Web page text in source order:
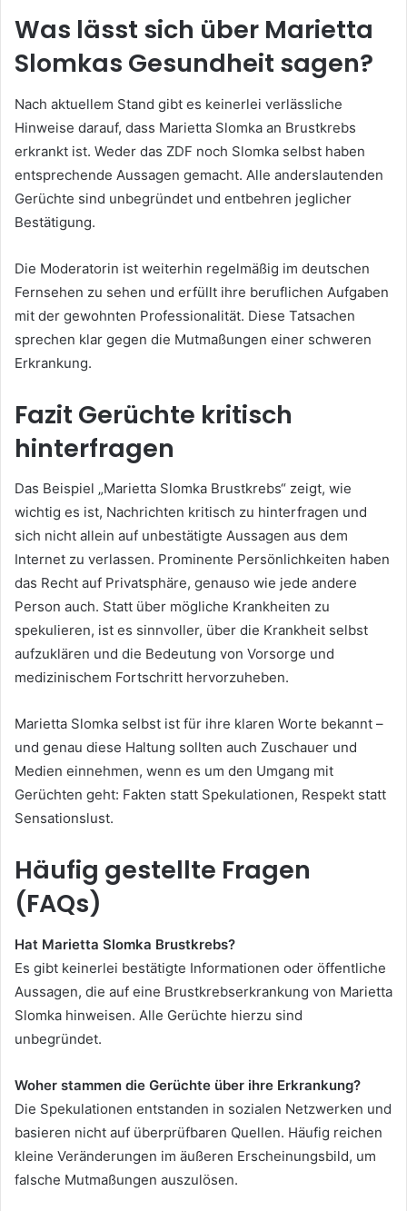
Was lässt sich über Marietta
Slomkas Gesundheit sagen?
Nach aktuellem Stand gibt es keinerlei verlässliche
Hinweise darauf, dass Marietta Slomka an Brustkrebs
erkrankt ist. Weder das ZDF noch Slomka selbst haben
entsprechende Aussagen gemacht. Alle anderslautenden
Gerüchte sind unbegründet und entbehren jeglicher
Bestätigung.
Die Moderatorin ist weiterhin regelmäßig im deutschen
Fernsehen zu sehen und erfüllt ihre beruflichen Aufgaben
mit der gewohnten Professionalität. Diese Tatsachen
sprechen klar gegen die Mutmaßungen einer schweren
Erkrankung.
Fazit Gerüchte kritisch
hinterfragen
Das Beispiel „Marietta Slomka Brustkrebs“ zeigt, wie
wichtig es ist, Nachrichten kritisch zu hinterfragen und
sich nicht allein auf unbestätigte Aussagen aus dem
Internet zu verlassen. Prominente Persönlichkeiten haben
das Recht auf Privatsphäre, genauso wie jede andere
Person auch. Statt über mögliche Krankheiten zu
spekulieren, ist es sinnvoller, über die Krankheit selbst
aufzuklären und die Bedeutung von Vorsorge und
medizinischem Fortschritt hervorzuheben.
Marietta Slomka selbst ist für ihre klaren Worte bekannt –
und genau diese Haltung sollten auch Zuschauer und
Medien einnehmen, wenn es um den Umgang mit
Gerüchten geht: Fakten statt Spekulationen, Respekt statt
Sensationslust.
Häufig gestellte Fragen
(FAQs)
Hat Marietta Slomka Brustkrebs?
Es gibt keinerlei bestätigte Informationen oder öffentliche
Aussagen, die auf eine Brustkrebserkrankung von Marietta
Slomka hinweisen. Alle Gerüchte hierzu sind
unbegründet.
Woher stammen die Gerüchte über ihre Erkrankung?
Die Spekulationen entstanden in sozialen Netzwerken und
basieren nicht auf überprüfbaren Quellen. Häufig reichen
kleine Veränderungen im äußeren Erscheinungsbild, um
falsche Mutmaßungen auszulösen.